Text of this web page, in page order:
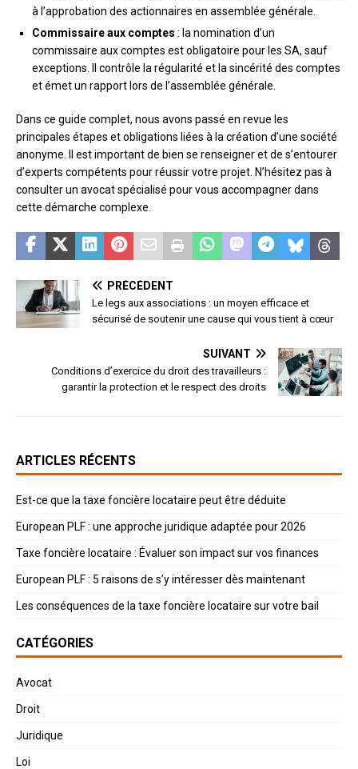
à l’approbation des actionnaires en assemblée générale.
Commissaire aux comptes : la nomination d’un
commissaire aux comptes est obligatoire pour les SA, sauf
exceptions. Il contrôle la régularité et la sincérité des comptes
et émet un rapport lors de l’assemblée générale.
Dans ce guide complet, nous avons passé en revue les
principales étapes et obligations liées à la création d’une société
anonyme. Il est important de bien se renseigner et de s’entourer
d’experts compétents pour réussir votre projet. N’hésitez pas à
consulter un avocat spécialisé pour vous accompagner dans
cette démarche complexe.
PRÉCÉDENT
Le legs aux associations : un moyen efficace et
sécurisé de soutenir une cause qui vous tient à cœur
SUIVANT
Conditions d’exercice du droit des travailleurs :
garantir la protection et le respect des droits
ARTICLES RÉCENTS
Est-ce que la taxe foncière locataire peut être déduite
European PLF : une approche juridique adaptée pour 2026
Taxe foncière locataire : Évaluer son impact sur vos finances
European PLF : 5 raisons de s’y intéresser dès maintenant
Les conséquences de la taxe foncière locataire sur votre bail
CATÉGORIES
Avocat
Droit
Juridique
Loi